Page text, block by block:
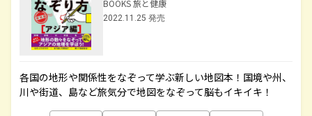
BOOKS 旅と健康
2022.11.25 発売
各国の地形や関係性をなぞって学ぶ新しい地図本！国境や州、
川や街道、島など旅気分で地図をなぞって脳もイキイキ！